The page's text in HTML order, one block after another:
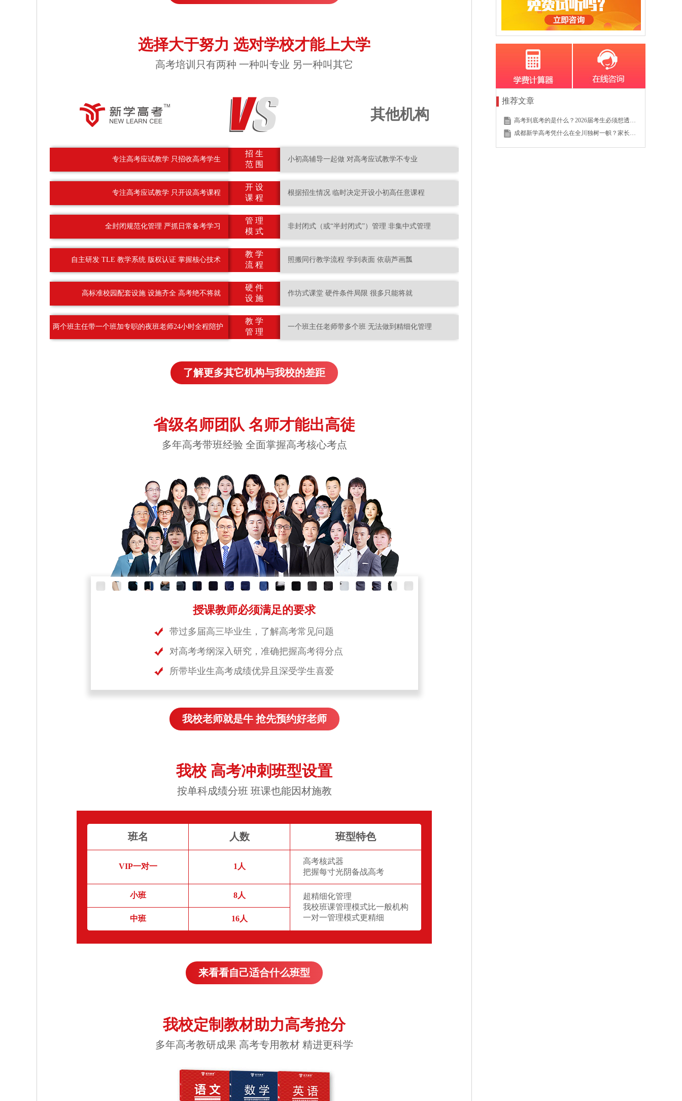
选择大于努力 选对学校才能上大学
高考培训只有两种 一种叫专业 另一种叫其它
其他机构
专注高考应试教学 只招收高考学生
专注高考应试教学 只开设高考课程
全封闭规范化管理 严抓日常备考学习
自主研发 TLE 教学系统 版权认证 掌握核心技术
高标准校园配套设施 设施齐全 高考绝不将就
两个班主任带一个班加专职的夜班老师24小时全程陪护
招 生
范 围
开 设
课 程
管 理
模 式
教 学
流 程
硬 件
设 施
教 学
管 理
小初高辅导一起做 对高考应试教学不专业
根据招生情况 临时决定开设小初高任意课程
非封闭式（或“半封闭式”）管理 非集中式管理
照搬同行教学流程 学到表面 依葫芦画瓢
作坊式课堂 硬件条件局限 很多只能将就
一个班主任老师带多个班 无法做到精细化管理
了解更多其它机构与我校的差距
省级名师团队 名师才能出高徒
多年高考带班经验 全面掌握高考核心考点
授课教师必须满足的要求
带过多届高三毕业生，了解高考常见问题
对高考考纲深入研究，准确把握高考得分点
所带毕业生高考成绩优异且深受学生喜爱
我校老师就是牛 抢先预约好老师
我校 高考冲刺班型设置
按单科成绩分班 班课也能因材施教
班名 人数 班型特色
VIP一对一 1人
高考核武器
把握每寸光阴备战高考
小班 8人
超精细化管理
我校班课管理模式比一般机构
一对一管理模式更精细
中班 16人
来看看自己适合什么班型
我校定制教材助力高考抢分
多年高考教研成果 高考专用教材 精进更科学
推荐文章
高考到底考的是什么？2026届考生必须想透的这个底层逻辑
成都新学高考凭什么在全川独树一帜？家长的真实选择说明一切